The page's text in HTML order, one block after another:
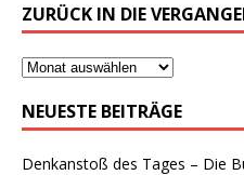
ZURÜCK IN DIE
NEUESTE BEITRÄGE
Denkanstoß des Tages – Die